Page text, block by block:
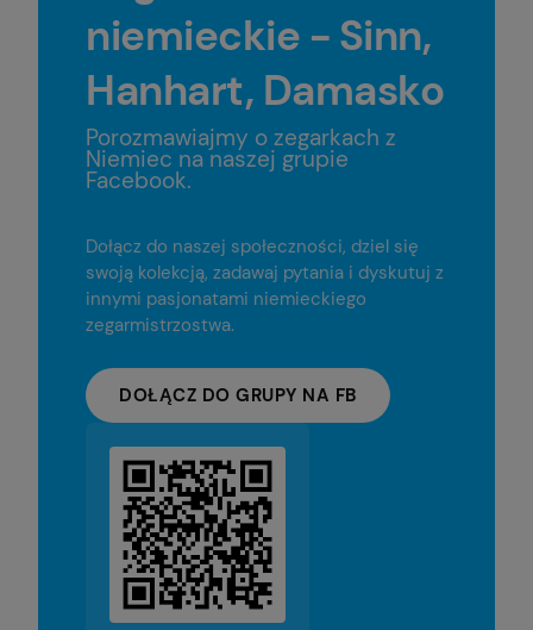
niemieckie - Sinn,
Hanhart, Damasko
Porozmawiajmy o zegarkach z
Niemiec na naszej grupie
Facebook.
Dołącz do naszej społeczności, dziel się
swoją kolekcją, zadawaj pytania i dyskutuj z
innymi pasjonatami niemieckiego
zegarmistrzostwa.
DOŁĄCZ DO GRUPY NA FB